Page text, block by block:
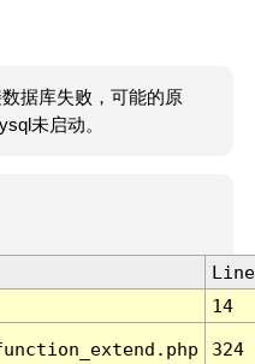
据库失败，可能的原
未启动。
Line
14
324